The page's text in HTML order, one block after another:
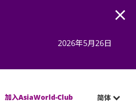
2026年5月26日
加入AsiaWorld-Club 简体